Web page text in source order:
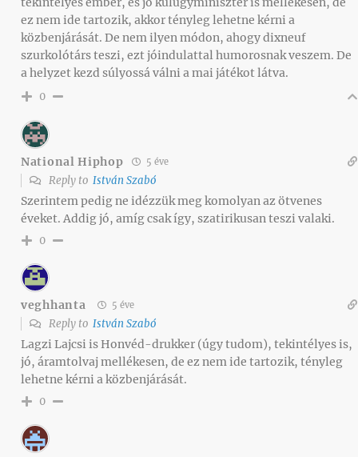
ez nem ide tartozik, akkor tényleg lehetne kérni a
közbenjárását. De nem ilyen módon, ahogy dixneuf
szurkolótárs teszi, ezt jóindulattal humorosnak veszem. De
a helyzet kezd súlyossá válni a mai játékot látva.
0
National Hiphop 5 éve
Reply to István Szabó
Szerintem pedig ne idézzük meg komolyan az ötvenes
éveket. Addig jó, amíg csak így, szatirikusan teszi valaki.
0
veghhanta 5 éve
Reply to István Szabó
Lagzi Lajcsi is Honvéd-drukker (úgy tudom), tekintélyes is,
jó, áramtolvaj mellékesen, de ez nem ide tartozik, tényleg
lehetne kérni a közbenjárását.
0